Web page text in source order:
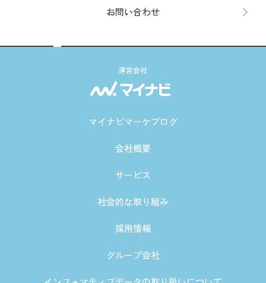
お問い合わせ
運営会社
マイナビマーケブログ
会社概要
サービス
社会的な取り組み
採用情報
グループ会社